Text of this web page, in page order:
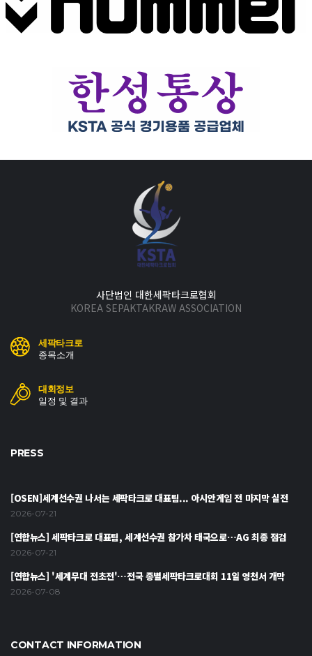
사단법인 대한세팍타크로협회
KOREA SEPAKTAKRAW ASSOCIATION
세팍타크로
종목소개
대회정보
일정 및 결과
PRESS
[OSEN]세계선수권 나서는 세팍타크로 대표팀... 아시안게임 전 마지막 실전
2026-07-21
[연합뉴스] 세팍타크로 대표팀, 세계선수권 참가차 태국으로…AG 최종 점검
2026-07-21
[연합뉴스] '세계무대 전초전'…전국 종별세팍타크로대회 11일 영천서 개막
2026-07-08
CONTACT INFORMATION